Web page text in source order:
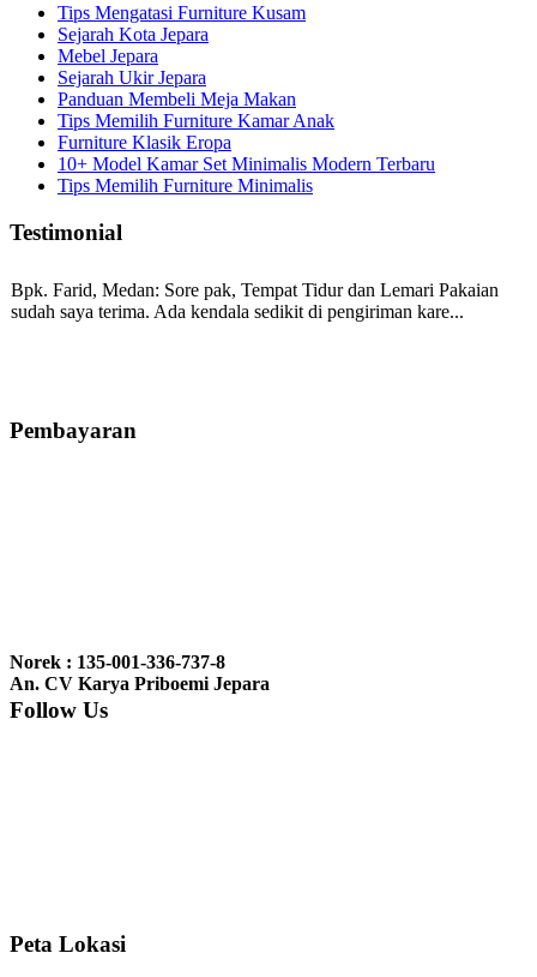
Tips Mengatasi Furniture Kusam
Sejarah Kota Jepara
Mebel Jepara
Sejarah Ukir Jepara
Panduan Membeli Meja Makan
Tips Memilih Furniture Kamar Anak
Furniture Klasik Eropa
10+ Model Kamar Set Minimalis Modern Terbaru
Tips Memilih Furniture Minimalis
Testimonial
Bpk. Farid, Medan: Sore pak, Tempat Tidur dan Lemari Pakaian
sudah saya terima. Ada kendala sedikit di pengiriman kare...
bale2 dan kursi teras saya sudah saya terima dan p...
nyesel deh beli geby...
Pembayaran
Norek : 135-001-336-737-8
An. CV Karya Priboemi Jepara
Follow Us
Peta Lokasi